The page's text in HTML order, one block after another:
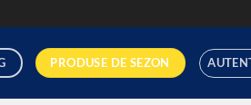
PRODUSE DE SEZON